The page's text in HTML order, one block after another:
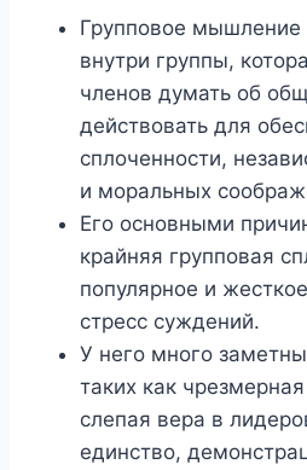
Групповое мышление
внутри группы,
членов думать об
действовать для
сплоченности,
и моральных
Его основными
крайняя групповая
популярное и
стресс суждений.
У него много
таких как
слепая вера в
единство,